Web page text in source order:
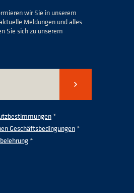
wir Sie in unserem
Meldungen und alles
Sie sich zu unserem
Senden
*
Geschäftsbedingungen*
*